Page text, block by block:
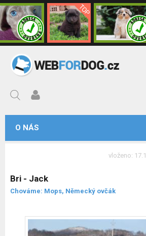
O NÁS
vloženo:
Bri - Jack
Chováme: Mops, Německý ovčák